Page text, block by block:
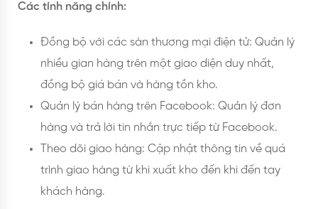
Các tính năng chính:
Đồng bộ với các sàn thương mại điện tử: Quản lý
nhiều gian hàng trên một giao diện duy nhất,
đồng bộ giá bán và hàng tồn kho.
Quản lý bán hàng trên Facebook: Quản lý đơn
hàng và trả lời tin nhắn trực tiếp từ Facebook.
Theo dõi giao hàng: Cập nhật thông tin về quá
trình giao hàng từ khi xuất kho đến khi đến tay
khách hàng.